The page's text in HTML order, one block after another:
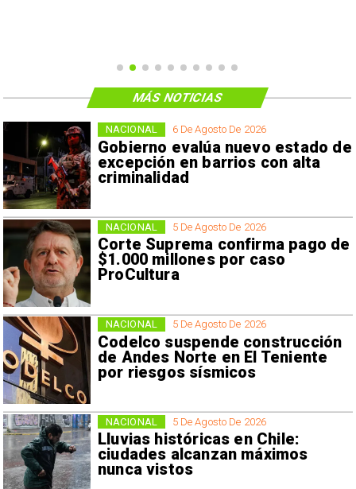
6 De Agosto De 2026
Gobierno evalúa nuevo estado de
excepción en barrios con alta
criminalidad
NACIONAL
5 De Agosto De 2026
Corte Suprema confirma pago de
$1.000 millones por caso
ProCultura
NACIONAL
5 De Agosto De 2026
Codelco suspende construcción
de Andes Norte en El Teniente
por riesgos sísmicos
NACIONAL
5 De Agosto De 2026
Lluvias históricas en Chile:
ciudades alcanzan máximos
nunca vistos
NACIONAL
MÁS NOTICIAS